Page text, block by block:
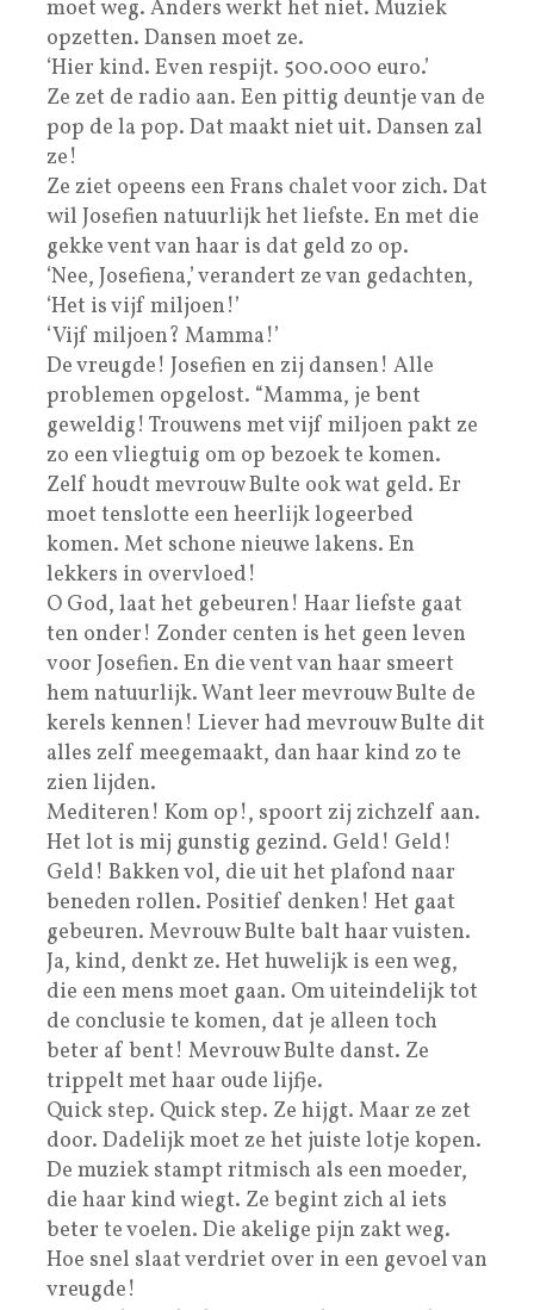
moet weg. Anders werkt het niet. Muziek
opzetten. Dansen moet ze.
‘Hier kind. Even respijt. 500.000 euro.’
Ze zet de radio aan. Een pittig deuntje van de
pop de la pop. Dat maakt niet uit. Dansen zal
ze!
Ze ziet opeens een Frans chalet voor zich. Dat
wil Josefien natuurlijk het liefste. En met die
gekke vent van haar is dat geld zo op.
‘Nee, Josefiena,’ verandert ze van gedachten,
‘Het is vijf miljoen!’
‘Vijf miljoen? Mamma!’
De vreugde! Josefien en zij dansen! Alle
problemen opgelost. “Mamma, je bent
geweldig! Trouwens met vijf miljoen pakt ze
zo een vliegtuig om op bezoek te komen.
Zelf houdt mevrouw Bulte ook wat geld. Er
moet tenslotte een heerlijk logeerbed
komen. Met schone nieuwe lakens. En
lekkers in overvloed!
O God, laat het gebeuren! Haar liefste gaat
ten onder! Zonder centen is het geen leven
voor Josefien. En die vent van haar smeert
hem natuurlijk. Want leer mevrouw Bulte de
kerels kennen! Liever had mevrouw Bulte dit
alles zelf meegemaakt, dan haar kind zo te
zien lijden.
Mediteren! Kom op!, spoort zij zichzelf aan.
Het lot is mij gunstig gezind. Geld! Geld!
Geld! Bakken vol, die uit het plafond naar
beneden rollen. Positief denken! Het gaat
gebeuren. Mevrouw Bulte balt haar vuisten.
Ja, kind, denkt ze. Het huwelijk is een weg,
die een mens moet gaan. Om uiteindelijk tot
de conclusie te komen, dat je alleen toch
beter af bent! Mevrouw Bulte danst. Ze
trippelt met haar oude lijfje.
Quick step. Quick step. Ze hijgt. Maar ze zet
door. Dadelijk moet ze het juiste lotje kopen.
De muziek stampt ritmisch als een moeder,
die haar kind wiegt. Ze begint zich al iets
beter te voelen. Die akelige pijn zakt weg.
Hoe snel slaat verdriet over in een gevoel van
vreugde!